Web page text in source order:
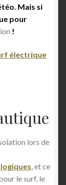
Mais si
pour
!
électrique
lors de
, et ce
le surf, le